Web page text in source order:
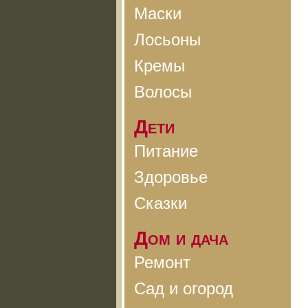
Маски
Лосьоны
Кремы
Волосы
Дети
Питание
Здоровье
Сказки
Дом и дача
Ремонт
Сад и огород